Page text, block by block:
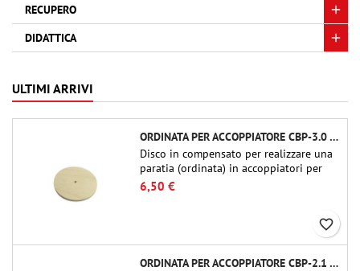
RECUPERO
DIDATTICA
ULTIMI ARRIVI
ORDINATA PER ACCOPPIATORE CBP-3.0 - PUBLIC MISSILES LTD.
Disco in compensato per realizzare una
paratia (ordinata) in accoppiatori per
tubi Public Missiles Ltd. da 54 mm (PT-
2.1 o QT-2.1)
6,50 €
favorite_border
ORDINATA PER ACCOPPIATORE CBP-2.1 - PUBLIC MISSILES LTD.